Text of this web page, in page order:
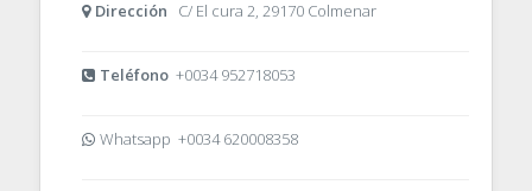
Dirección C/ El cura 2, 29170 Colmenar
Teléfono+0034 952718053
Whatsapp +0034 620008358